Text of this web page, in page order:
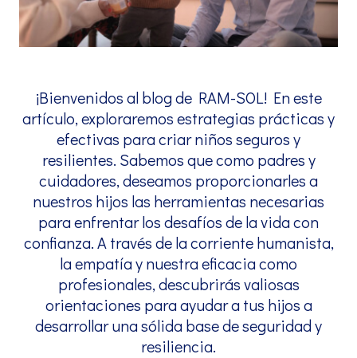
¡Bienvenidos al blog de RAM-SOL! En este
artículo, exploraremos estrategias prácticas y
efectivas para criar niños seguros y
resilientes. Sabemos que como padres y
cuidadores, deseamos proporcionarles a
nuestros hijos las herramientas necesarias
para enfrentar los desafíos de la vida con
confianza. A través de la corriente humanista,
la empatía y nuestra eficacia como
profesionales, descubrirás valiosas
orientaciones para ayudar a tus hijos a
desarrollar una sólida base de seguridad y
resiliencia.